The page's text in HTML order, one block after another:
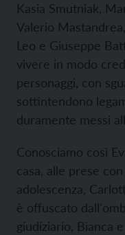
Kasia Smutniak,
Valerio
Leo e Giuseppe
vivere in modo
personaggi, con
sottintendono
duramente messi
Conosciamo così
casa, alle prese
adolescenza,
è offuscato
giudiziario, Bianca